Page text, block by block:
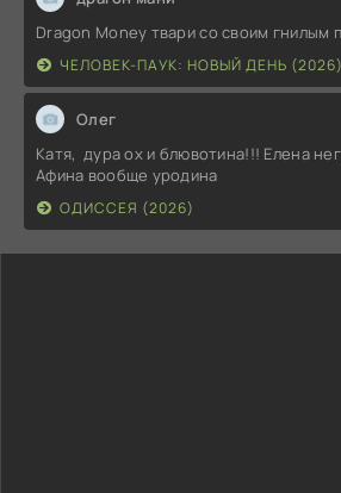
Dragon Money твари со своим гнилым
ЧЕЛОВЕК-ПАУК: НОВЫЙ ДЕНЬ (2026)
Олег
Катя, дура ох и блювотина!!! Елена
Афина вообще уродина
ОДИССЕЯ (2026)